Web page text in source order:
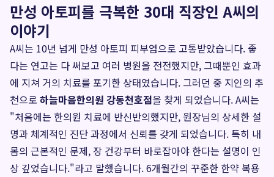
만성 아토피를 극복한 30대 직장인 A씨의
이야기
A씨는 10년 넘게 만성 아토피 피부염으로 고통받았습니다. 좋
다는 연고는 다 써보고 여러 병원을 전전했지만, 그때뿐인 효과
에 지쳐 거의 치료를 포기한 상태였습니다. 그러던 중 지인의 추
천으로 하늘마음한의원 강동천호점을 찾게 되었습니다. A씨는
"처음에는 한의원 치료에 반신반의했지만, 원장님의 상세한 설
명과 체계적인 진단 과정에서 신뢰를 갖게 되었습니다. 특히 내
몸의 근본적인 문제, 장 건강부터 바로잡아야 한다는 설명이 인
상 깊었습니다."라고 말했습니다. 6개월간의 꾸준한 한약 복용